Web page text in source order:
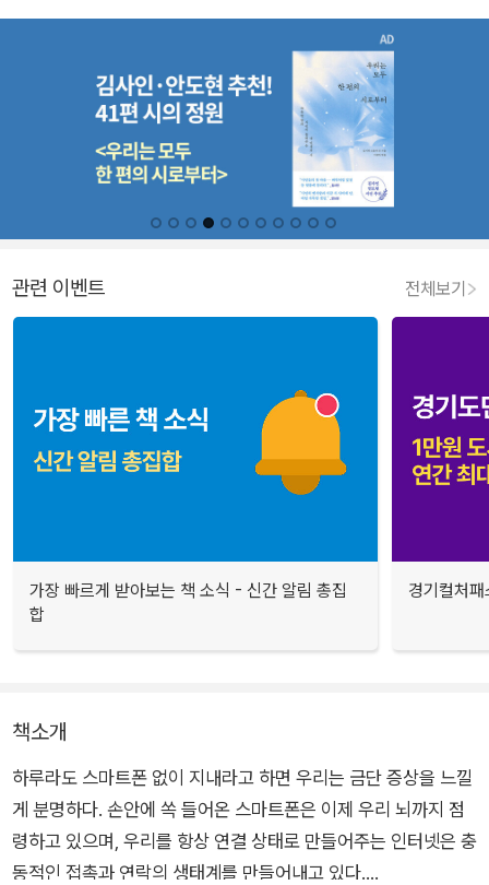
관련 이벤트 전체보기
가장 빠르게 받아보는 책 소식 - 신간 알림 총집
합
경기컬처
책소개
하루라도 스마트폰 없이 지내라고 하면 우리는 금단 증상을 느낄
게 분명하다. 손안에 쏙 들어온 스마트폰은 이제 우리 뇌까지 점
령하고 있으며, 우리를 항상 연결 상태로 만들어주는 인터넷은 충
동적인 접촉과 연락의 생태계를 만들어내고 있다.